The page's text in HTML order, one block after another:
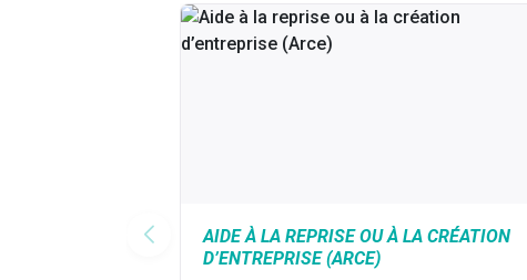
AIDE À LA REPRISE OU À LA CRÉATION
D’ENTREPRISE (ARCE)